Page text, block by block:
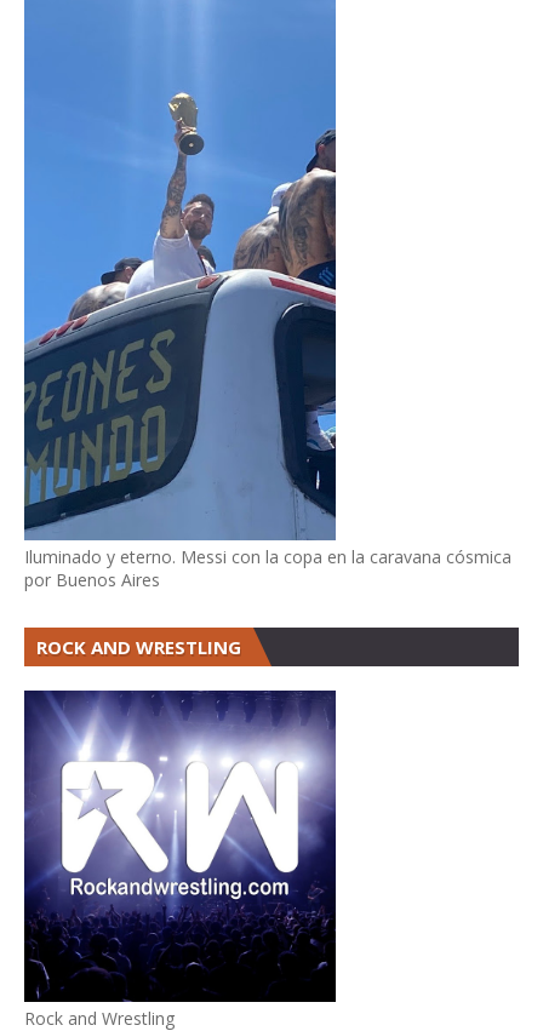
Iluminado y eterno. Messi con la copa en la caravana cósmica
por Buenos Aires
ROCK AND WRESTLING
Rock and Wrestling